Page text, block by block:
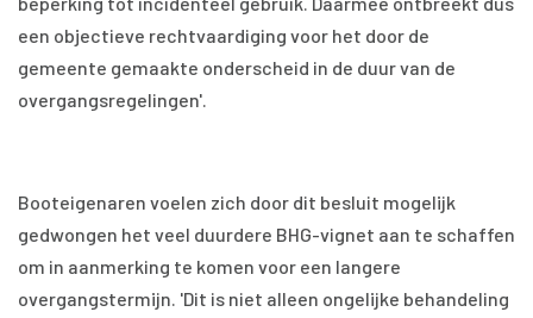
een objectieve rechtvaardiging voor het door de
gemeente gemaakte onderscheid in de duur van de
overgangsregelingen'.
Booteigenaren voelen zich door dit besluit mogelijk
gedwongen het veel duurdere BHG-vignet aan te schaffen
om in aanmerking te komen voor een langere
overgangstermijn. 'Dit is niet alleen ongelijke behandeling